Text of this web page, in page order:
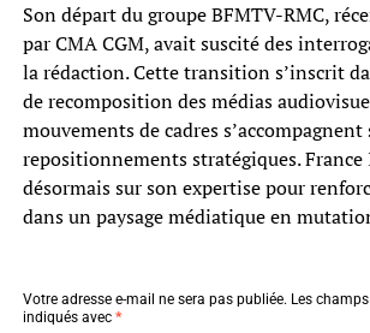
Son départ du groupe BFMTV-RMC,
par CMA CGM, avait suscité des
la rédaction. Cette transition s’inscrit
de recomposition des médias
mouvements de cadres
repositionnements stratégiques.
désormais sur son expertise pour
dans un paysage médiatique en
Votre adresse e-mail ne sera pas publiée. Les
indiqués avec *